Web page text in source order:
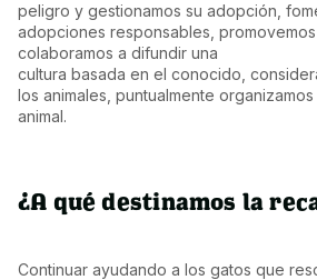
peligro y gestionamos su adopción,
adopciones responsables, promovemos
colaboramos a difundir una
cultura basada en el conocido,
los animales, puntualmente
animal.
¿A qué destinamos la
Continuar ayudando a los gatos que